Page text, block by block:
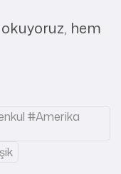
hem
#amerika